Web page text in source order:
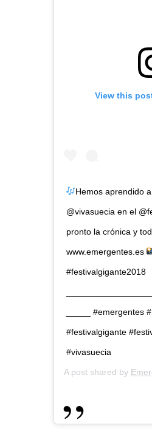
View this
Hemos aprendido
@vivasuecia en el
pronto la crónica y
www.emergentes.es
#festivalgigante2018
_____ #emergentes
#festivalgigante
#vivasuecia
A post shared by